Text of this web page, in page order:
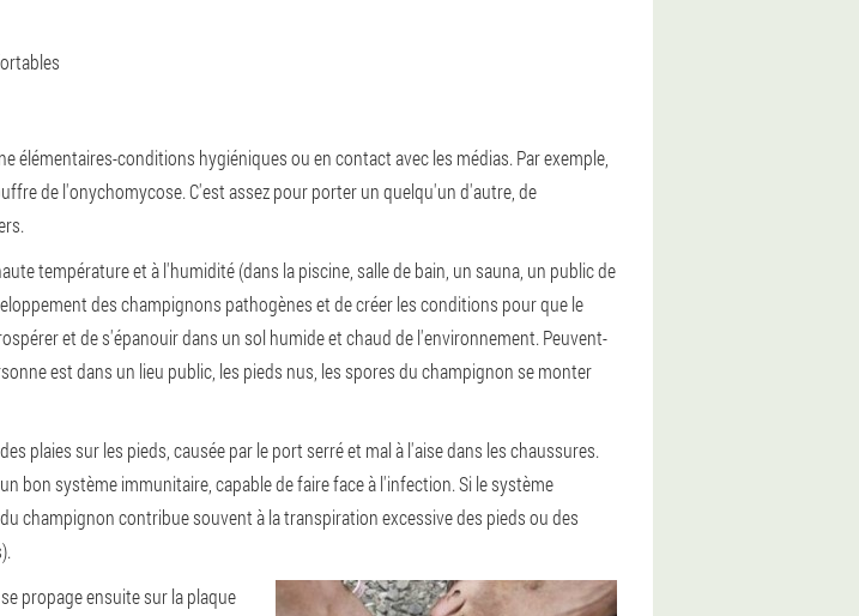
conditions hygiéniques ou en contact avec les médias. Par exemple,
de l'onychomycose. C'est assez pour porter un quelqu'un d'autre, de
température et à l'humidité (dans la piscine, salle de bain, un sauna, un public de
des champignons pathogènes et de créer les conditions pour que le
et de s'épanouir dans un sol humide et chaud de l'environnement. Peuvent-
est dans un lieu public, les pieds nus, les spores du champignon se monter
plaies sur les pieds, causée par le port serré et mal à l'aise dans les chaussures.
bon système immunitaire, capable de faire face à l'infection. Si le système
champignon contribue souvent à la transpiration excessive des pieds ou des
propage ensuite sur la plaque